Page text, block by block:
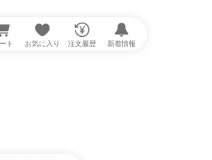
ト お気に入り 注文履歴 新着情報